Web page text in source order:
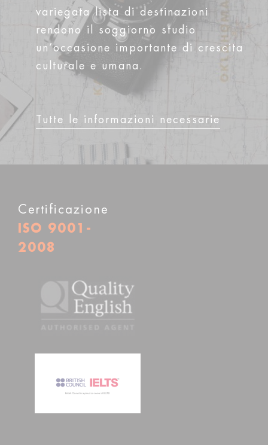
variegata lista di destinazioni
rendono il soggiorno studio
un’occasione importante di crescita
culturale e umana.
Tutte le informazioni necessarie
Certificazione
ISO 9001-
2008